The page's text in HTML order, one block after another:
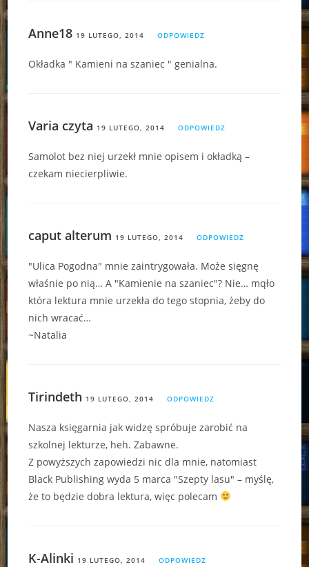
Anne18 19 LUTEGO, 2014 ODPOWIEDZ
Okładka " Kamieni na szaniec " genialna.
Varia czyta 19 LUTEGO, 2014 ODPOWIEDZ
Samolot bez niej urzekł mnie opisem i okładką –
czekam niecierpliwie.
caput alterum 19 LUTEGO, 2014 ODPOWIEDZ
"Ulica Pogodna" mnie zaintrygowała. Może sięgnę
właśnie po nią… A "Kamienie na szaniec"? Nie… mqło
która lektura mnie urzekła do tego stopnia, żeby do
nich wracać…
~Natalia
Tirindeth 19 LUTEGO, 2014 ODPOWIEDZ
Nasza księgarnia jak widzę spróbuje zarobić na
szkolnej lekturze, heh. Zabawne.
Z powyższych zapowiedzi nic dla mnie, natomiast
Black Publishing wyda 5 marca "Szepty lasu" – myślę,
że to będzie dobra lektura, więc polecam
K-Alinki 19 LUTEGO, 2014 ODPOWIEDZ